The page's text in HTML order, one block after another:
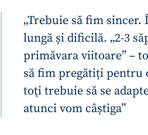
„Trebuie să fim
lungă și dificilă. „2-3
primăvara viitoare” –
să fim pregătiți pentru
toţi trebuie să se
atunci vom câștiga”